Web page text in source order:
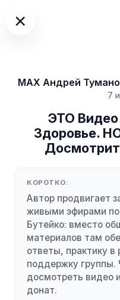
×
МАХ Андрей
7
ЭТО
Здоровье.
КОРОТКО:
Автор продвигает
живыми эфирами
Бутейко: вместо
материалов там
ответы, практику
поддержку группы.
досмотреть видео
донат.